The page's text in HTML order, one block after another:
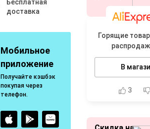
Бесплатная
доставка
Мобильное
приложение
Получайте кэшбэк
покупая через
телефон.
Горящие
В
3